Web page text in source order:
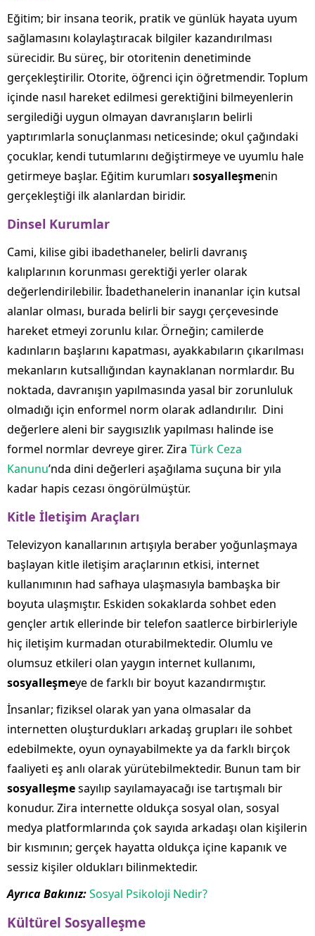
Eğitim; bir insana teorik, pratik ve günlük hayata uyum
sağlamasını kolaylaştıracak bilgiler kazandırılması
sürecidir. Bu süreç, bir otoritenin denetiminde
gerçekleştirilir. Otorite, öğrenci için öğretmendir. Toplum
içinde nasıl hareket edilmesi gerektiğini bilmeyenlerin
sergilediği uygun olmayan davranışların belirli
yaptırımlarla sonuçlanması neticesinde; okul çağındaki
çocuklar, kendi tutumlarını değiştirmeye ve uyumlu hale
getirmeye başlar. Eğitim kurumları sosyalleşmenin
gerçekleştiği ilk alanlardan biridir.
Dinsel Kurumlar
Cami, kilise gibi ibadethaneler, belirli davranış
kalıplarının korunması gerektiği yerler olarak
değerlendirilebilir. İbadethanelerin inananlar için kutsal
alanlar olması, burada belirli bir saygı çerçevesinde
hareket etmeyi zorunlu kılar. Örneğin; camilerde
kadınların başlarını kapatması, ayakkabıların çıkarılması
mekanların kutsallığından kaynaklanan normlardır. Bu
noktada, davranışın yapılmasında yasal bir zorunluluk
olmadığı için enformel norm olarak adlandırılır. Dini
değerlere aleni bir saygısızlık yapılması halinde ise
formel normlar devreye girer. Zira Türk Ceza
Kanunu’nda dini değerleri aşağılama suçuna bir yıla
kadar hapis cezası öngörülmüştür.
Kitle İletişim Araçları
Televizyon kanallarının artışıyla beraber yoğunlaşmaya
başlayan kitle iletişim araçlarının etkisi, internet
kullanımının had safhaya ulaşmasıyla bambaşka bir
boyuta ulaşmıştır. Eskiden sokaklarda sohbet eden
gençler artık ellerinde bir telefon saatlerce birbirleriyle
hiç iletişim kurmadan oturabilmektedir. Olumlu ve
olumsuz etkileri olan yaygın internet kullanımı,
sosyalleşmeye de farklı bir boyut kazandırmıştır.
İnsanlar; fiziksel olarak yan yana olmasalar da
internetten oluşturdukları arkadaş grupları ile sohbet
edebilmekte, oyun oynayabilmekte ya da farklı birçok
faaliyeti eş anlı olarak yürütebilmektedir. Bunun tam bir
sosyalleşmesayılıp sayılamayacağı ise tartışmalı bir
konudur. Zira internette oldukça sosyal olan, sosyal
medya platformlarında çok sayıda arkadaşı olan kişilerin
bir kısmının; gerçek hayatta oldukça içine kapanık ve
sessiz kişiler oldukları bilinmektedir.
Ayrıca Bakınız:Sosyal Psikoloji Nedir?
Kültürel Sosyalleşme